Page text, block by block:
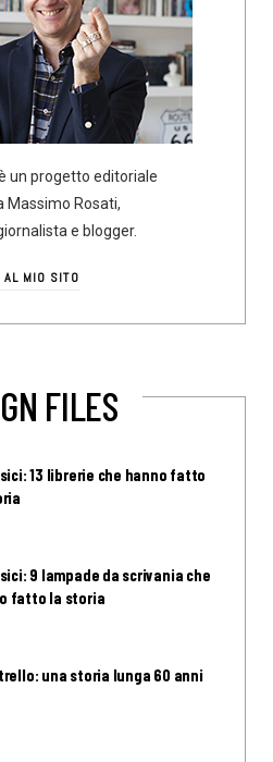
un progetto editoriale
Massimo Rosati,
e blogger.
AL MIO SITO
FILES
13 librerie che hanno fatto
9 lampade da scrivania che
fatto la storia
una storia lunga 60 anni